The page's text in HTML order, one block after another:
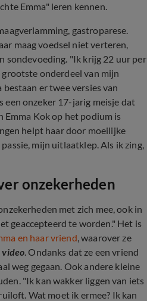
Emma" leren kennen.
gastroparese.
maag voedsel niet verteren,
sondevoeding. "Ik krijg 22 uur per
onderdeel van mijn
bestaan er twee versies van
een onzeker 17-jarig meisje dat
Emma Kok op het podium is
helpt haar door moeilijke
mijn uitlaatklep. Als ik zing,
onzekerheden
met zich mee, ook in
geaccepteerd te worden." Het is
en haar vriend, waarover ze
video. Ondanks dat ze een vriend
weg gegaan. Ook andere kleine
"Ik kan wakker liggen van iets
Wat moet ik ermee? Ik kan